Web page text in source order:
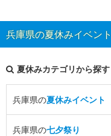
兵庫県の夏休みイベン
夏休みカテゴリから探す
兵庫県の夏休みイベント
兵庫県の七夕祭り